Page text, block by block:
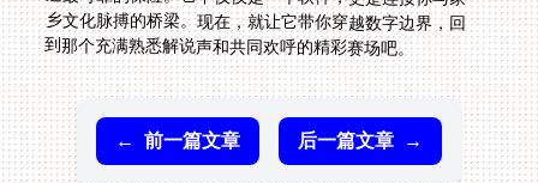
到那个充满熟悉解说声和共同欢呼的精彩赛场吧。
← 前一篇文章 后一篇文章 →